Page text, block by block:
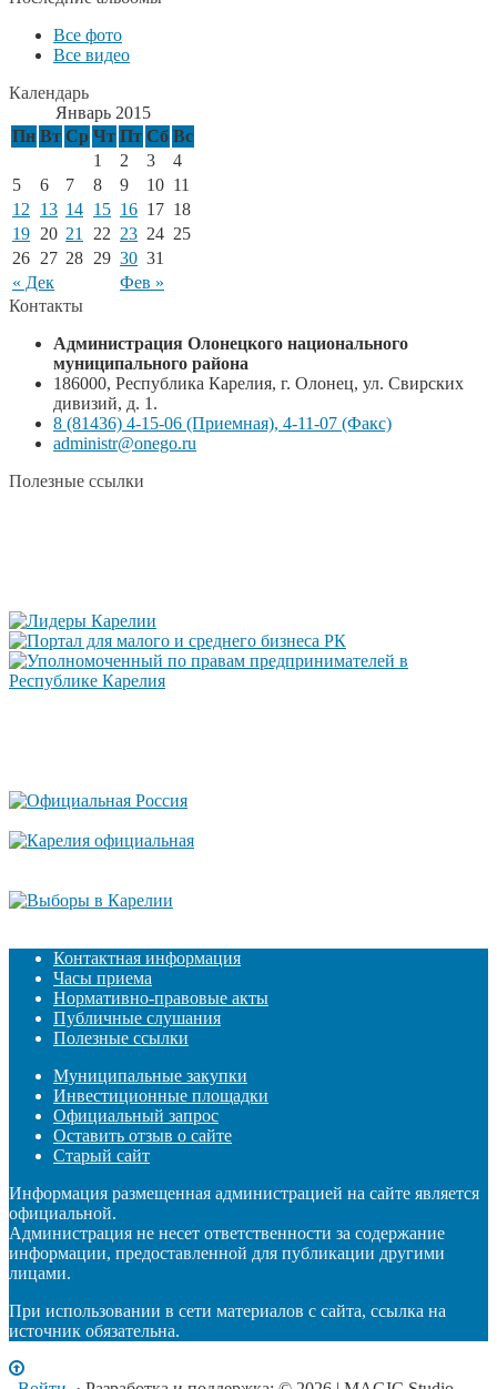
Все фото
Все видео
Календарь
Январь 2015
Пн Вт Ср Чт Пт Сб Вс
« Дек Фев »
1 2 3
4
5
6 7 8 9 10 11
12
13 14 15 16 17 18
19 20 21 22 23 24 25
26 27 28 29 30 31
Контакты
Администрация Олонецкого национального
муниципального района
186000, Республика Карелия, г. Олонец, ул. Свирских
дивизий, д. 1.
8 (81436) 4-15-06 (Приемная), 4-11-07 (Факс)
administr@onego.ru
Полезные ссылки
Контактная информация
Часы приема
Нормативно-правовые акты
Публичные слушания
Полезные ссылки
Муниципальные закупки
Инвестиционные площадки
Официальный запрос
Оставить отзыв о сайте
Старый сайт
Информация размещенная администрацией на сайте является
официальной.
Администрация не несет ответственности за содержание
информации, предоставленной для публикации другими
лицами.
При использовании в сети материалов с сайта, ссылка на
источник обязательна.